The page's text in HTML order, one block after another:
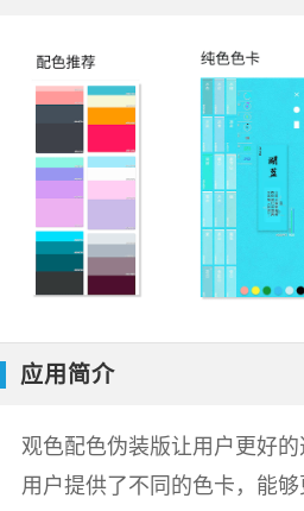
应用简介
观色配色伪装版让用户更好
用户提供了不同的色卡，能